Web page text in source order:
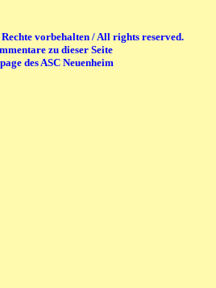
vorbehalten / All rights reserved.
zu dieser Seite
des ASC Neuenheim